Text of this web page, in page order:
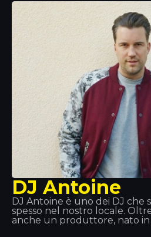
disco d’oro per la sua
«Jung, Brutal, Gutassenhend
Nel dicembre 2014, con
classificato al primo posto
vendita nella prima settimana.
DJ Antoine
DJ Antoine è uno dei DJ che
spesso nel nostro locale.
anche un produttore, nato in